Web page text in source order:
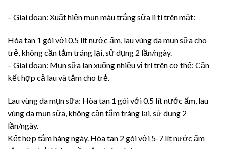
– Giai đoạn: Xuất hiện mụn màu trắng sữa li ti trên mặt:
Hòa tan 1 gói với 0.5 lít nước ấm, lau vùng da mụn sữa cho
trẻ, không cần tắm tráng lại, sử dụng 2 lần/ngày.
– Giai đoạn: Mụn sữa lan xuống nhiều vị trí trên cơ thể: Cần
kết hợp cả lau và tắm cho trẻ.
Lau vùng da mụn sữa: Hòa tan 1 gói với 0.5 lít nước ấm, lau
vùng da mụn sữa, không cần tắm tráng lại, sử dụng 2
lần/ngày.
Kết hợp tắm hàng ngày. Hòa tan 2 gói với 5-7 lít nước ấm